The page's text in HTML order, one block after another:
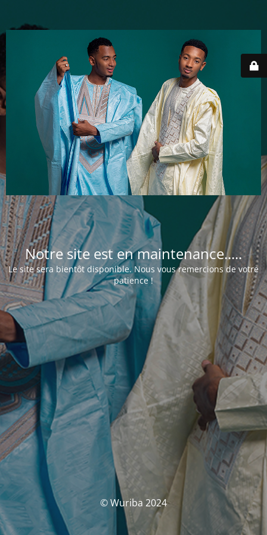
Notre site est en maintenance.....
Le site sera bientôt disponible. Nous vous remercions de votre
patience !
© Wuriba 2024